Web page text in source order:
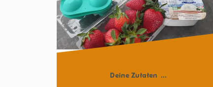
Deine Zutaten ...